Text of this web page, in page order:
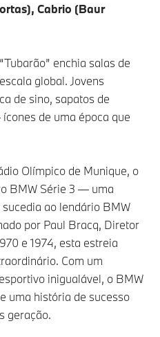
Cabrio (Baur
enchia salas de
global. Jovens
de sino, sapatos de
de uma época que
Olímpico de Munique, o
BMW Série 3 — uma
ao lendário BMW
por Paul Bracq, Diretor
e 1974, esta estreia
Com um
inigualável, o BMW
uma história de sucesso
geração.